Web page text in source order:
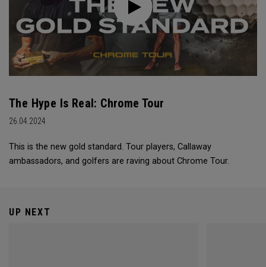
The Hype Is Real: Chrome Tour
26.04.2024
This is the new gold standard. Tour players, Callaway
ambassadors, and golfers are raving about Chrome Tour.
UP NEXT